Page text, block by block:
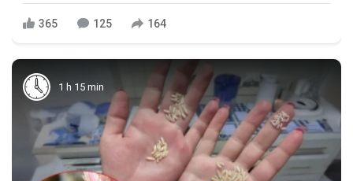
365 125 164
1 h 15 min